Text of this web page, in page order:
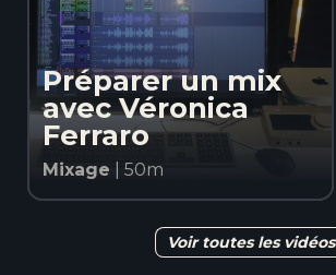
Préparer un mix
avec Véronica
Ferraro
Mixage | 50m
REGARDER
Voir toutes les vidéos